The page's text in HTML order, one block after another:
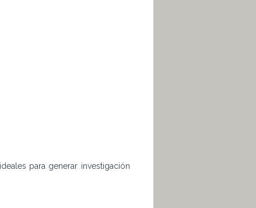
para generar investigación